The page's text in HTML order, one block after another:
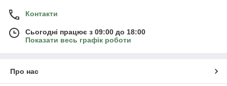
Контакти
Сьогодні працює з 09:00 до 18:00
Показати весь графік роботи
Про нас